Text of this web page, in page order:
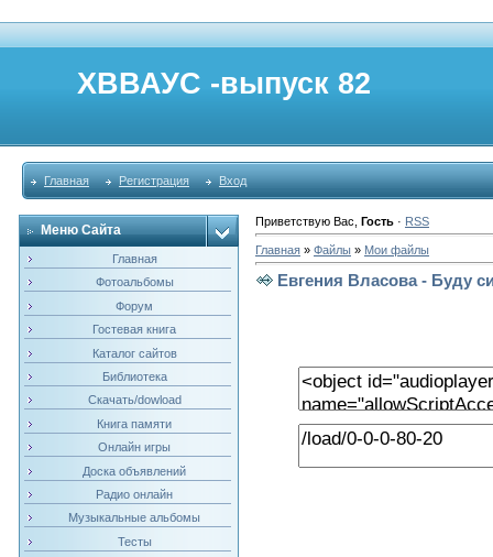
ХВВАУС -выпуск 82
Главная Регистрация Вход
Меню Сайта
Главная
Фотоальбомы
Форум
Гостевая книга
Каталог сайтов
Библиотека
Скачать/dowload
Книга памяти
Онлайн игры
Доска объявлений
Радио онлайн
Музыкальные альбомы
Тесты
Приветствую Вас Гость· RSS
Главная» Файлы» Мои файлы
Евгения Власова - Буду